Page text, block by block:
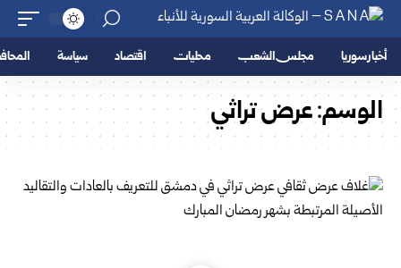
أخبار سوريا مجلس الشعب محليات اقتصاد سياسة
الوسم:عرض تراثي